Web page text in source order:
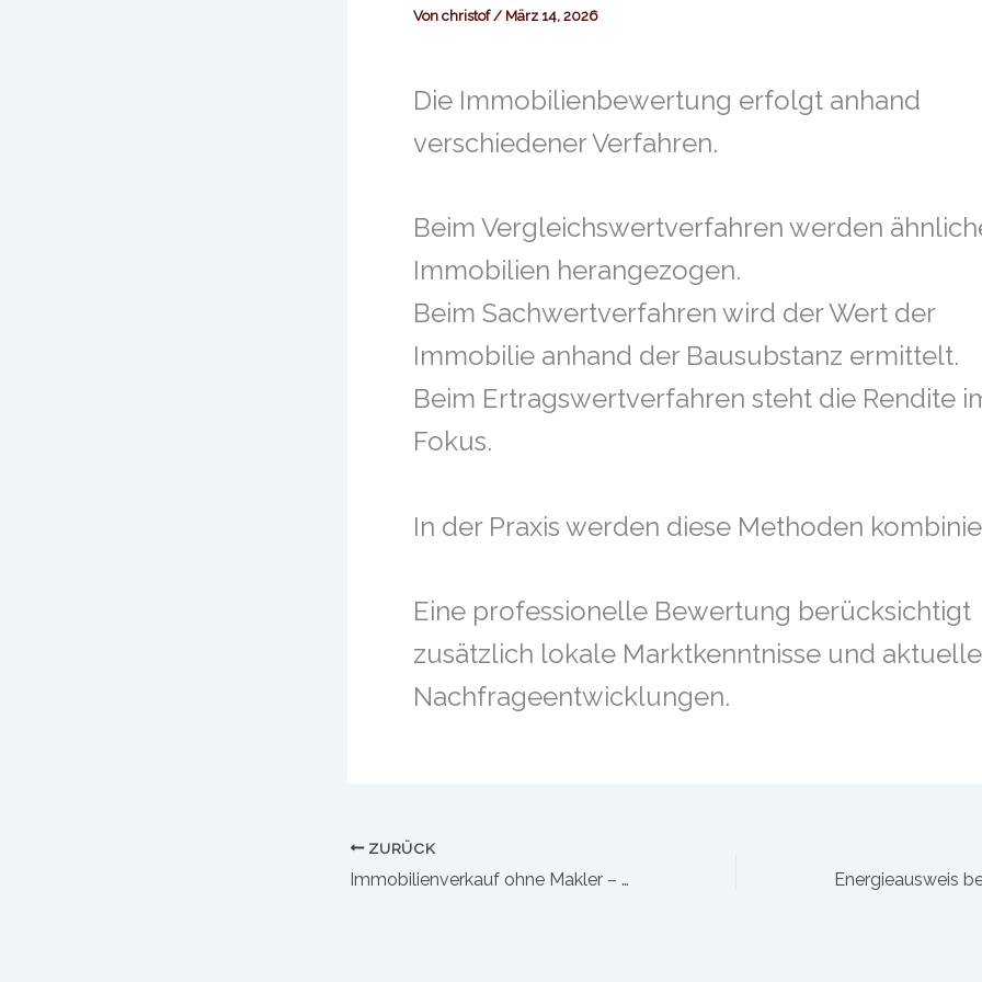
Von christof/ März 14, 2026
Die Immobilienbewertung erfolgt anhand
verschiedener Verfahren.
Beim Vergleichswertverfahren werden
Immobilien herangezogen.
Beim Sachwertverfahren wird der Wert der
Immobilie anhand der Bausubstanz ermittelt.
Beim Ertragswertverfahren steht die Rendite
Fokus.
In der Praxis werden diese Methoden
Eine professionelle Bewertung berücksichtigt
zusätzlich lokale Marktkenntnisse und aktuelle
Nachfrageentwicklungen.
ZURÜCK
Immobilienverkauf ohne Makler – Risiken